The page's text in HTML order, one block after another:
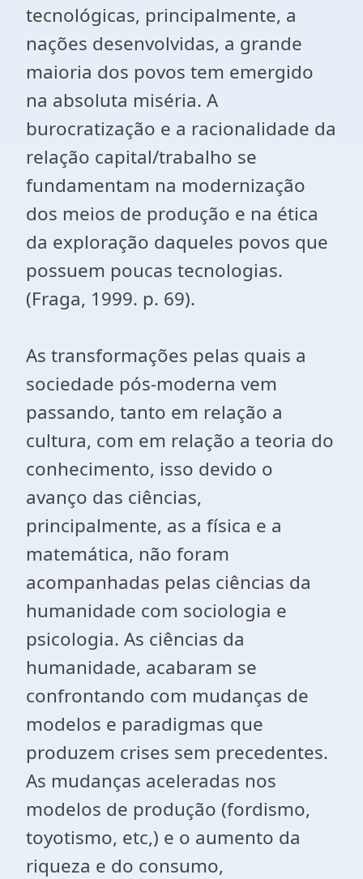
tecnológicas, principalmente, a
nações desenvolvidas, a grande
maioria dos povos tem emergido
na absoluta miséria. A
burocratização e a racionalidade da
relação capital/trabalho se
fundamentam na modernização
dos meios de produção e na ética
da exploração daqueles povos que
possuem poucas tecnologias.
(Fraga, 1999. p. 69).
As transformações pelas quais a
sociedade pós-moderna vem
passando, tanto em relação a
cultura, com em relação a teoria do
conhecimento, isso devido o
avanço das ciências,
principalmente, as a física e a
matemática, não foram
acompanhadas pelas ciências da
humanidade com sociologia e
psicologia. As ciências da
humanidade, acabaram se
confrontando com mudanças de
modelos e paradigmas que
produzem crises sem precedentes.
As mudanças aceleradas nos
modelos de produção (fordismo,
toyotismo, etc,) e o aumento da
riqueza e do consumo,